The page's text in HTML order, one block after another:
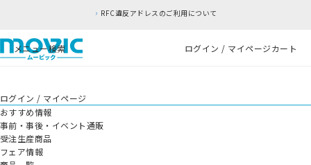
RFC違反アドレスのご利用について
メニュー検索 ログイン / マイページカート
ログイン / マイページ
おすすめ情報
事前・事後・イベント通販
受注生産商品
フェア情報